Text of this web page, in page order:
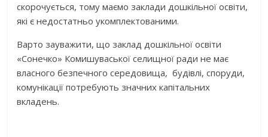
скорочується, тому маємо заклади дошкільної освіти,
які є недостатньо укомплектованими.
Варто зауважити, що заклад дошкільної освіти
«Сонечко» Комишуваської селищної ради не має
власного безпечного середовища, будівлі, споруди,
комунікації потребують значних капітальних
вкладень.